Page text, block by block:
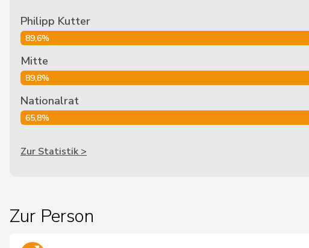
Philipp Kutter
89,6%
Mitte
89,8%
Nationalrat
65,8%
Zur Statistik >
Zur Person